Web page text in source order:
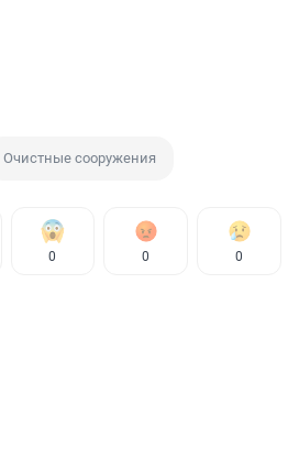
Очистные сооружения
0 0 0